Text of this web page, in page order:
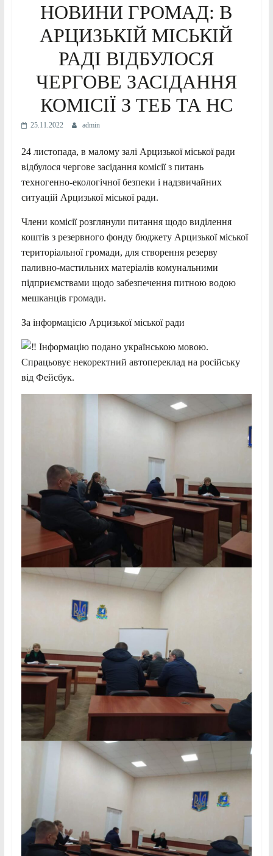
НОВИНИ ГРОМАД: В
АРЦИЗЬКІЙ МІСЬКІЙ
РАДІ ВІДБУЛОСЯ
ЧЕРГОВЕ ЗАСІДАННЯ
КОМІСІЇ З ТЕБ ТА НС
25.11.2022 admin
24 листопада, в малому залі Арцизької міської ради
відбулося чергове засідання комісії з питань
техногенно-екологічної безпеки і надзвичайних
ситуацій Арцизької міської ради.
Члени комісії розглянули питання щодо виділення
коштів з резервного фонду бюджету Арцизької міської
територіальної громади, для створення резерву
паливно-мастильних матеріалів комунальними
підприємствами щодо забезпечення питною водою
мешканців громади.
За інформацією Арцизької міської ради
Інформацію подано українською мовою.
Спрацьовує некоректний автопереклад на російську
від Фейсбук.